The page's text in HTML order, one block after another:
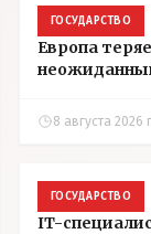
ГОСУДАРСТВО
Европа
8 августа 2026
ГОСУДАРСТВО
IT-